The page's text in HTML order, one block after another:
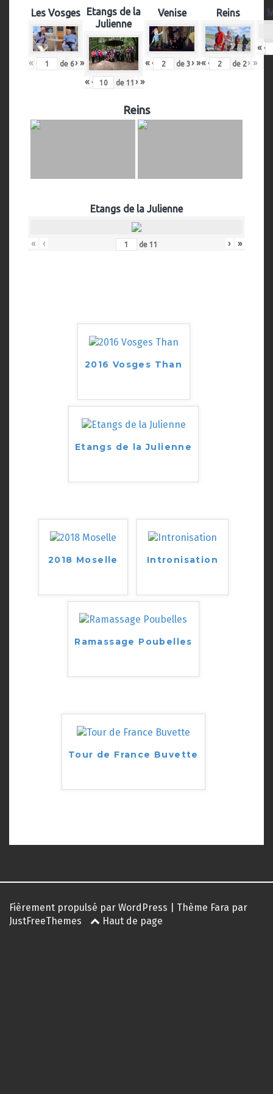
Les Vosges
« ‹ de 6› »
Etangs de la
Julienne
« ‹ de 11 › »
Venise
« ‹ de 3› »
Reins
« ‹ de 2› »
« ‹
Reins
Etangs de la Julienne
« ‹ de 11 › »
2016 Vosges Than
Etangs de la Julienne
2018 Moselle Intronisation
Ramassage Poubelles
Tour de France Buvette
Fièrement propulsé par WordPress Thème Fara par
JustFreeThemes
Haut de page